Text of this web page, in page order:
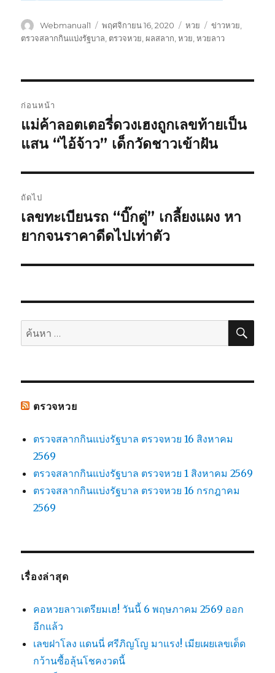
ผู้
เขียน
Webmanual1
เขียน
เมื่อ
พฤศจิกายน 16, 2020
หมวด
หมู่
หวย
ป้าย
กำกับ
ข่าวหวย
ตรวจสลากกินแบ่งรัฐบาล ตรวจหวย ผลสลาก ,หวย ,หวยลาว
นำทาง
เรื่อง
ก่อนหน้า
เรื่อง
ก่อน
แม่ค้าลอตเตอรี่ดวงเฮงถูกเลขท้ายเป็น
แสน “ไอ้จ้าว” เด็กวัดชาวเข้าฝัน
ถัดไป
เรื่อง
ต่อ
เลขทะเบียนรถ “บิ๊กตู่” เกลี้ยงแผง หา
ยากจนราคาดีดไปเท่าตัว
ค้นหา: ค้น
ตรวจหวย
ตรวจสลากกินแบ่งรัฐบาล ตรวจหวย 16 สิงหาคม
2569
ตรวจสลากกินแบ่งรัฐบาล ตรวจหวย 1 สิงหาคม 2569
ตรวจสลากกินแบ่งรัฐบาล ตรวจหวย 16 กรกฎาคม
2569
เรื่องล่าสุด
คอหวยลาวเตรียมเฮ! วันนี้ 6 พฤษภาคม 2569 ออก
อีกแล้ว
เลขฝาโลง แดนนี่ ศรีภิญโญ มาแรง! เมียเผยเลขเด็ด
กว้านซื้อลุ้นโชคงวดนี้